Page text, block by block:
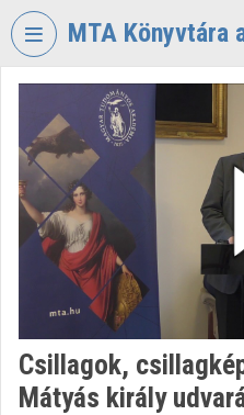
Fejléc kihagyása
MTA Könyvtára
VIDEOTORIUM
MAGYAR
TUDOMÁNYOS
AKADÉMIA
KÖNYVTÁRA
Intézményi kezdőlap
Bejelentkezés
Intézményi felfedezés
Csillagok,
Mátyás király